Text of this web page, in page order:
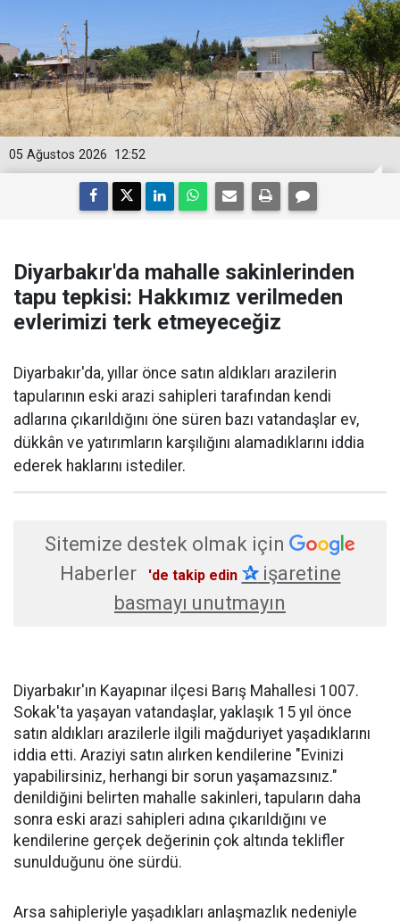
12:52
05 Ağustos 2026
Diyarbakır'da mahalle sakinlerinden
tapu tepkisi: Hakkımız verilmeden
evlerimizi terk etmeyeceğiz
Diyarbakır'da, yıllar önce satın aldıkları arazilerin
tapularının eski arazi sahipleri tarafından kendi
adlarına çıkarıldığını öne süren bazı vatandaşlar ev,
dükkân ve yatırımların karşılığını alamadıklarını iddia
ederek haklarını istediler.
Sitemize destek olmak için
Haberler
'de takip edin ✰işaretine
basmayı unutmayın
Diyarbakır'ın Kayapınar ilçesi Barış Mahallesi 1007.
Sokak'ta yaşayan vatandaşlar, yaklaşık 15 yıl önce
satın aldıkları arazilerle ilgili mağduriyet yaşadıklarını
iddia etti. Araziyi satın alırken kendilerine "Evinizi
yapabilirsiniz, herhangi bir sorun yaşamazsınız."
denildiğini belirten mahalle sakinleri, tapuların daha
sonra eski arazi sahipleri adına çıkarıldığını ve
kendilerine gerçek değerinin çok altında teklifler
sunulduğunu öne sürdü.
Arsa sahipleriyle yaşadıkları anlaşmazlık nedeniyle